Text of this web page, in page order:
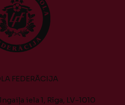
FEDERĀCIJA
iela 1, Rīga, LV-1010